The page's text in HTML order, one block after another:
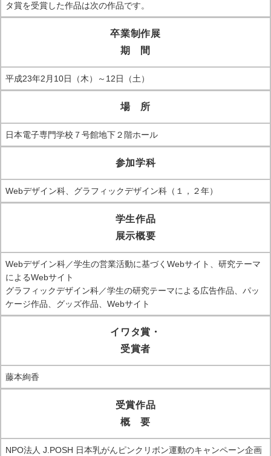
タ賞を受賞した作品は次の作品です。
卒業制作展
期 間
平成23年2月10日（木）～12日（土）
場 所
日本電子専門学校７号館地下２階ホール
参加学科
Webデザイン科、グラフィックデザイン科（１，２年）
学生作品
展示概要
Webデザイン科／学生の営業活動に基づくWebサイト、研究テーマ
によるWebサイト
グラフィックデザイン科／学生の研究テーマによる広告作品、パッ
ケージ作品、グッズ作品、Webサイト
イワタ賞・
受賞者
藤本絢香
受賞作品
概 要
NPO法人 J.POSH 日本乳がんピンクリボン運動のキャンペーン企画